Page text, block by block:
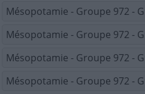
Mésopotamie - Groupe 972 -
Mésopotamie - Groupe 972 -
Mésopotamie - Groupe 972 -
Mésopotamie - Groupe 972 -